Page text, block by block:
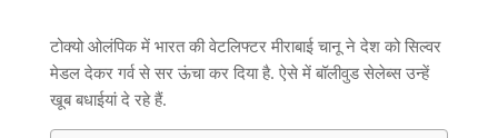
टोक्यो ओलंपिक में भारत की वेटलिफ्टर मीराबाई चानू ने देश को सिल्वर
मेडल देकर गर्व से सर ऊंचा कर दिया है. ऐसे में बॉलीवुड सेलेब्स उन्हें
खूब बधाईयां दे रहे हैं.